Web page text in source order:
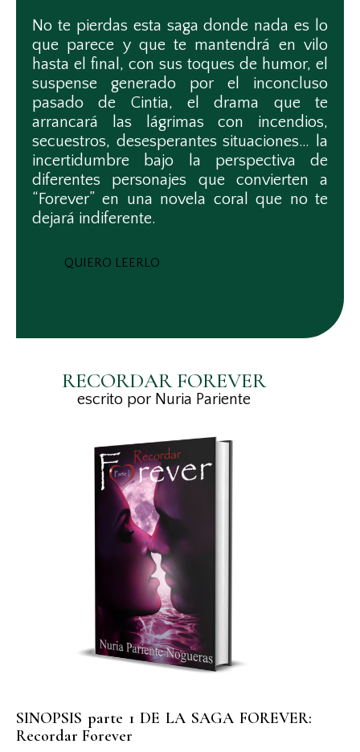
No te pierdas esta saga donde nada es lo
que parece y que te mantendrá en vilo
hasta el final, con sus toques de humor, el
suspense generado por el inconcluso
pasado de Cintia, el drama que te
arrancará las lágrimas con incendios,
secuestros, desesperantes situaciones… la
incertidumbre bajo la perspectiva de
diferentes personajes que convierten a
“Forever” en una novela coral que no te
dejará indiferente.
QUIERO LEERLO
RECORDAR FOREVER
escrito por Nuria Pariente
SINOPSIS parte 1 DE LA SAGA FOREVER:
Recordar Forever